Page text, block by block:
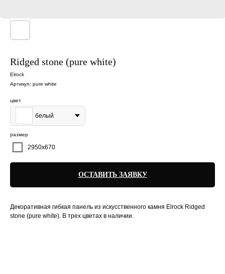
Ridged stone (pure white)
Elrock
Артикул: pure white
цвет
белый
размер
2950х670
ОСТАВИТЬ ЗАЯВКУ
Декоративная гибкая панель из искусственного камня Elrock Ridged
stone (pure white). В трех цветах в наличии.